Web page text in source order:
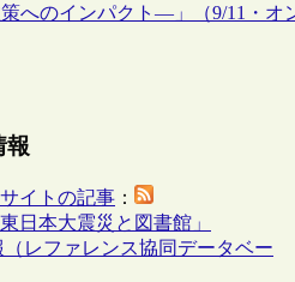
へのインパクト―」（9/11・オ
報
イトの記事 ：
日本大震災と図書館」
レファレンス協同データベー